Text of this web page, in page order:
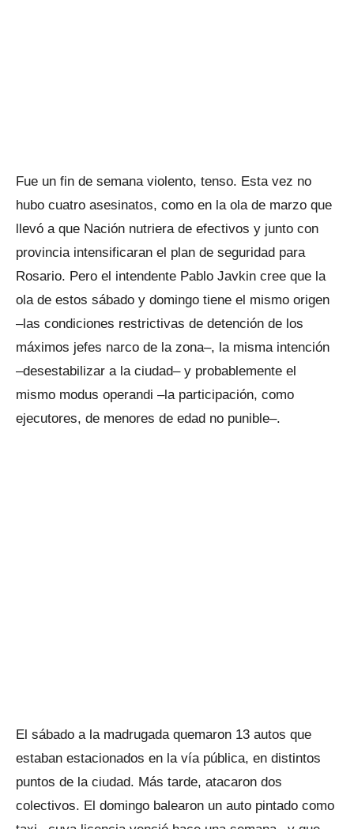
Fue un fin de semana violento, tenso. Esta vez no
hubo cuatro asesinatos, como en la ola de marzo que
llevó a que Nación nutriera de efectivos y junto con
provincia intensificaran el plan de seguridad para
Rosario. Pero el intendente Pablo Javkin cree que la
ola de estos sábado y domingo tiene el mismo origen
–las condiciones restrictivas de detención de los
máximos jefes narco de la zona–, la misma intención
–desestabilizar a la ciudad– y probablemente el
mismo modus operandi –la participación, como
ejecutores, de menores de edad no punible–.
El sábado a la madrugada quemaron 13 autos que
estaban estacionados en la vía pública, en distintos
puntos de la ciudad. Más tarde, atacaron dos
colectivos. El domingo balearon un auto pintado como